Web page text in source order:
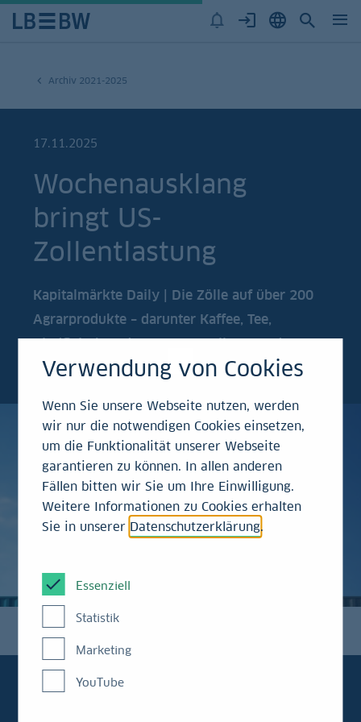
Archiv 2021-2025
17.11.2025
Wochenausklang
bringt US-
Zollentlastung
Kapitalmärkte Daily | Die Zölle auf über 200
Agrarprodukte – darunter Kaffee, Tee,
Rindfleisch und Tomaten – sollen von den
reziproken Zöllen ausgenommen werden.
Verwendung von Cookies
Wenn Sie unsere Webseite nutzen, werden
wir nur die notwendigen Cookies einsetzen,
um die Funktionalität unserer Webseite
garantieren zu können. In allen anderen
Fällen bitten wir Sie um Ihre Einwilligung.
Weitere Informationen zu Cookies erhalten
Sie in unserer Datenschutzerklärung.
Essenziell
Statistik
Marketing
YouTube